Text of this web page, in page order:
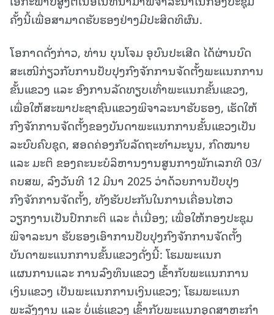
ຄັ້ງນີ້ເພື່ອສາມາດຮັບຮອງຢ່າງມີປະສິດທິຜົນ.
ໂອກາດດັ່ງກ່າວ, ທ່ານ ບຸນໂຈມ ອຸບົນປະເສີດ ໄດ້ຜ່ານບົດ
ສະເໜີກ່ຽວກັບການປັບປຸງກົງຈັກການຈັດຕັ້ງພະແນກການ
ຂັ້ນແຂວງ ແລະ ອົງການລັດທຽບເທົ່າພະແນກຂັ້ນແຂວງ,
ເພື່ອໃຫ້ສະພາປະຊາຊົນແຂວງພິຈາລະນາຮັບຮອງ, ເຮັດໃຫ້
ກົງຈັກການຈັດຕັ້ງຂອງບັນດາພະແນກການຂັ້ນແຂວງເປັນ
ລະບົບຄົບຊຸດ, ສອດຄ່ອງກັບລັດຖະທໍາມະນູນ, ກົດໝາຍ
ແລະ ມະຕິ ຂອງຄະນະບໍລິຫານງານສູນກາງພັກເລກທີ 03/
ຄບສພ, ລົງວັນທີ 12 ມີນາ 2025 ວ່າດ້ວຍການປັບປຸງ
ກົງຈັກການຈັດຕັ້ງ, ທັງຮັບປະກັນໃນການເຄື່ອນໄຫວ
ວຽກງານເປັນປົກກະຕິ ແລະ ຕໍ່ເນື່ອງ; ເພື່ອໃຫ້ກອງປະຊຸມ
ພິຈາລະນາ ຮັບຮອງເອົາການປັບປຸງກົງຈັກການຈັດຕັ້ງ
ບັນດາພະແນກການຂັ້ນແຂວງດັ່ງນີ້: ໂຮມພະແນກ
ແຜນການແລະ ການລົງທຶນແຂວງ ເຂົ້າກັບພະແນກການ
ເງິນແຂວງ ເປັນພະແນກການເງິນແຂວງ; ໂຮມພະແນກ
ພະລັງງານ ແລະ ບໍ່ແຮ່ແຂວງ ເຂົ້າກັບພະແນກອຸດສາຫະກໍາ